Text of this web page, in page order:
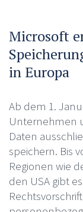
Microsoft
in Europa
Ab dem 1.
Unternehmen
Daten
speichern. Bis
Regionen wie
den USA gibt